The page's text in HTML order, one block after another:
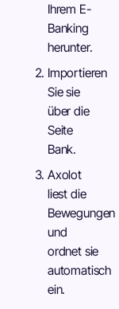
Ihrem E-
Banking
herunter.
Importieren
Sie sie
über die
Seite
Bank.
Axolot
liest die
Bewegungen
und
ordnet sie
automatisch
ein.